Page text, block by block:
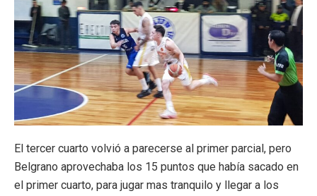
El tercer cuarto volvió a parecerse al primer parcial, pero
Belgrano aprovechaba los 15 puntos que había sacado en
el primer cuarto, para jugar mas tranquilo y llegar a los